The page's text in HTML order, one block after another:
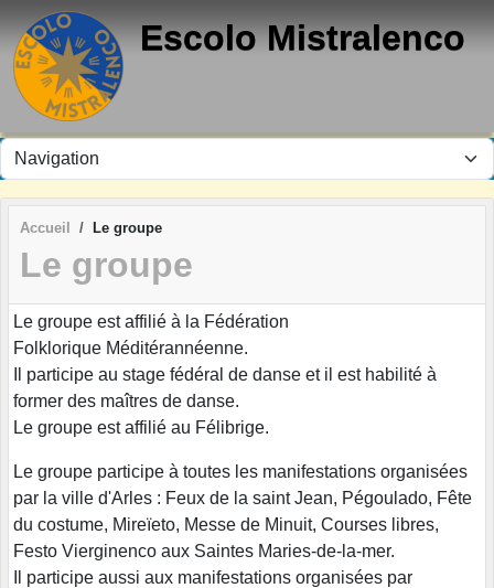
Escolo Mistralenco
Accueil Le groupe
Le groupe
Le groupe est affilié à la Fédération
Folklorique Méditérannéenne.
Il participe au stage fédéral de danse et il est habilité à
former des maîtres de danse.
Le groupe est affilié au Félibrige.
Le groupe participe à toutes les manifestations organisées
par la ville d'Arles : Feux de la saint Jean, Pégoulado, Fête
du costume, Mireïeto, Messe de Minuit, Courses libres,
Festo Vierginenco aux Saintes Maries-de-la-mer.
Il participe aussi aux manifestations organisées par
Panneau de gestion des cookies